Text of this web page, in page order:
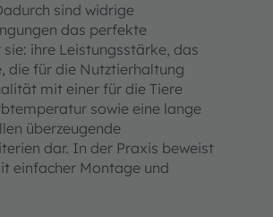
sind widrige
das perfekte
ihre Leistungsstärke, das
die für die Nutztierhaltung
mit einer für die Tiere
sowie eine lange
überzeugende
dar. In der Praxis beweist
einfacher Montage und